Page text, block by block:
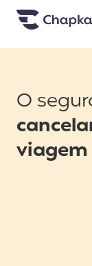
Chapka
O
viagem